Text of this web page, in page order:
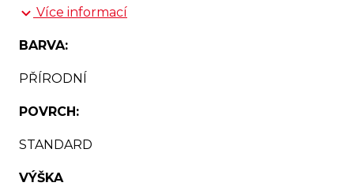
Více informací
BARVA:
PŘÍRODNÍ
POVRCH:
STANDARD
VÝŠKA